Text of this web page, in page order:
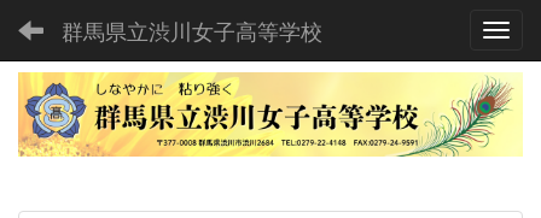
群馬県立渋川女子高等学校